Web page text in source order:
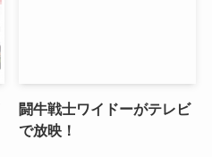
闘牛戦士ワイドーがテレビ
で放映！